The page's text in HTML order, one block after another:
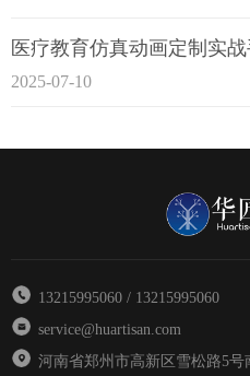
2025-07-10
13215995060 / 13215995060
service@huartisan.com
河南省郑州市高新区雪松路5号